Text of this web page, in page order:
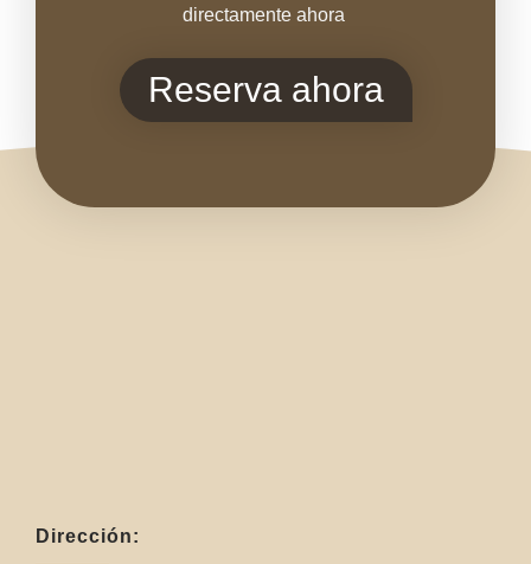
directamente ahora
Reserva ahora
Dirección: